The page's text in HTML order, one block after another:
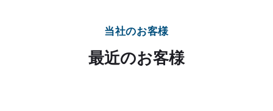
当社のお客様
最近のお客様